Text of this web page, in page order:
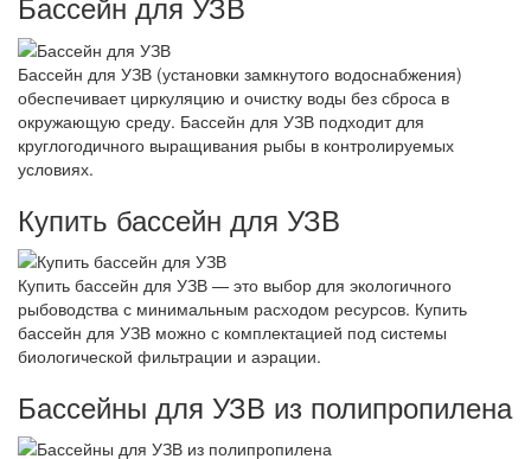
Бассейн для УЗВ (установки замкнутого водоснабжения)
обеспечивает циркуляцию и очистку воды без сброса в
окружающую среду. Бассейн для УЗВ подходит для
круглогодичного выращивания рыбы в контролируемых
условиях.
Купить бассейн для УЗВ
Купить бассейн для УЗВ — это выбор для экологичного
рыбоводства с минимальным расходом ресурсов. Купить
бассейн для УЗВ можно с комплектацией под системы
биологической фильтрации и аэрации.
Бассейны для УЗВ из полипропилена